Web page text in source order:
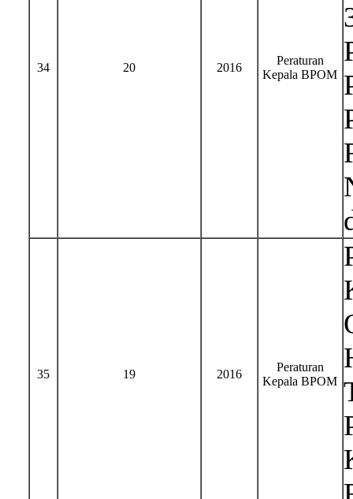
34 20 2016
Peraturan
Kepala BPOM
35 19 2016
Peraturan
Kepala BPOM